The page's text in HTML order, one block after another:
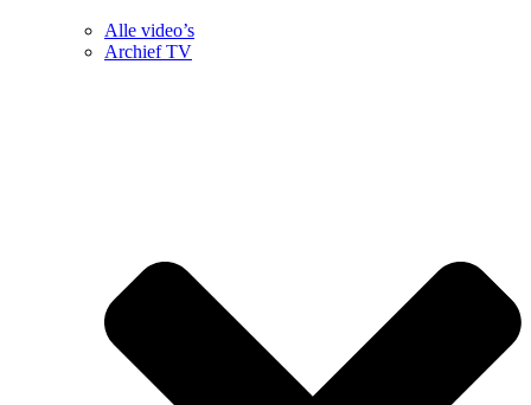
Alle video’s
Archief TV